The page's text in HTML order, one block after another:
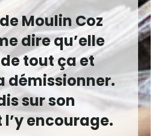
Moulin Coz
dire qu’elle
tout ça et
démissionner.
sur son
l’y encourage.